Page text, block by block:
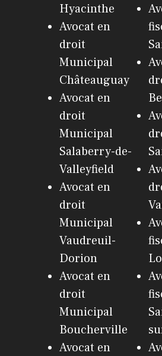
Hyacinthe
Avocat en
droit
Municipal
Châteauguay
Avocat en
droit
Municipal
Salaberry-de-
Valleyfield
Avocat en
droit
Municipal
Vaudreuil-
Dorion
Avocat en
droit
Municipal
Boucherville
Avocat en